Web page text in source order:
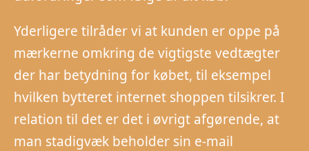
Yderligere tilråder vi at kunden er oppe på
mærkerne omkring de vigtigste vedtægter
der har betydning for købet, til eksempel
hvilken bytteret internet shoppen tilsikrer. I
relation til det er det i øvrigt afgørende, at
man stadigvæk beholder sin e-mail